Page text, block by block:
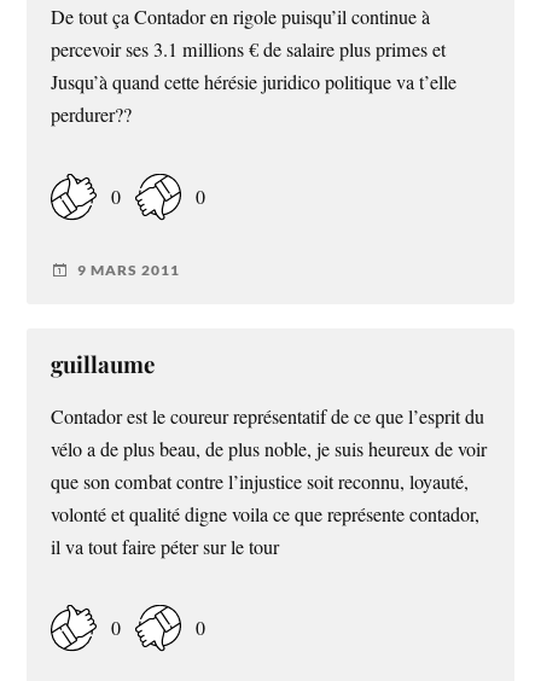
De tout ça Contador en rigole puisqu’il continue à
percevoir ses 3.1 millions € de salaire plus primes et
Jusqu’à quand cette hérésie juridico politique va t’elle
perdurer??
0 0
9 MARS 2011
guillaume
Contador est le coureur représentatif de ce que l’esprit du
vélo a de plus beau, de plus noble, je suis heureux de voir
que son combat contre l’injustice soit reconnu, loyauté,
volonté et qualité digne voila ce que représente contador,
il va tout faire péter sur le tour
0 0